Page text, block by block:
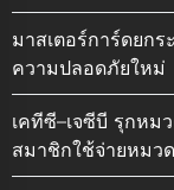
มาสเตอร์การ์ดยก
ความปลอดภัยใหม่
เคทีซี–เจซีบี รุกหม
สมาชิกใช้จ่ายหมว